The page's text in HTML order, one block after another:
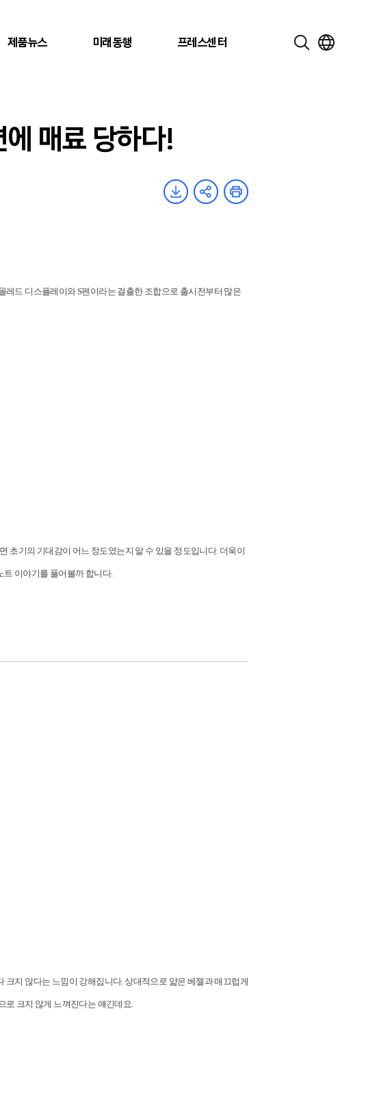
제품뉴스 미래동행 프레스센터
매료 당하다!
레드 디스플레이와 S펜이라는 걸출한 조합으로 출시전부터 많은
초기의 기대감이 어느 정도였는지 알 수 있을 정도입니다. 더욱이
트 이야기를 풀어볼까 합니다.
지 않다는 느낌이 강해집니다. 상대적으로 얇은 베젤과 매끄럽게
크지 않게 느껴진다는 얘긴데요.